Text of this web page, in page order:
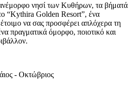
νησί των Κυθήρων, τα βήματά
“Kythira Golden Resort”, ένα
έτοιμο να σας προσφέρει απλόχερα τη
πραγματικά όμορφο, ποιοτικό και
- Οκτώβριος